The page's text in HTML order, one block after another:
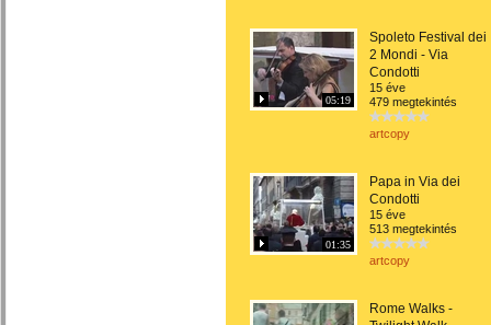
05:19
Spoleto Festival dei
2 Mondi - Via
Condotti
15 éve
479 megtekintés
artcopy
01:35
Papa in Via dei
Condotti
15 éve
513 megtekintés
artcopy
Rome Walks -